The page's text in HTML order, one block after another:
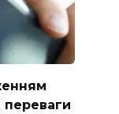
переваги